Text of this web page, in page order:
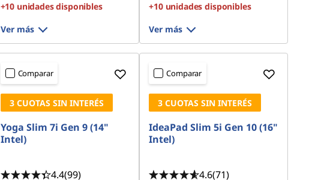
+10 unidades disponibles
Ver más
+10 unidades disponibles
Ver más
Comparar
3 CUOTAS SIN INTERÉS
Yoga Slim 7i Gen 9 (14"
Intel)
4.4(99)
Comparar
3 CUOTAS SIN INTERÉS
IdeaPad Slim 5i Gen 10 (16"
Intel)
4.6(71)